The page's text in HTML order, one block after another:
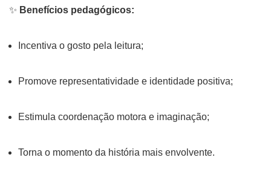
✨ Benefícios pedagógicos:
Incentiva o gosto pela leitura;
Promove representatividade e identidade positiva;
Estimula coordenação motora e imaginação;
Torna o momento da história mais envolvente.